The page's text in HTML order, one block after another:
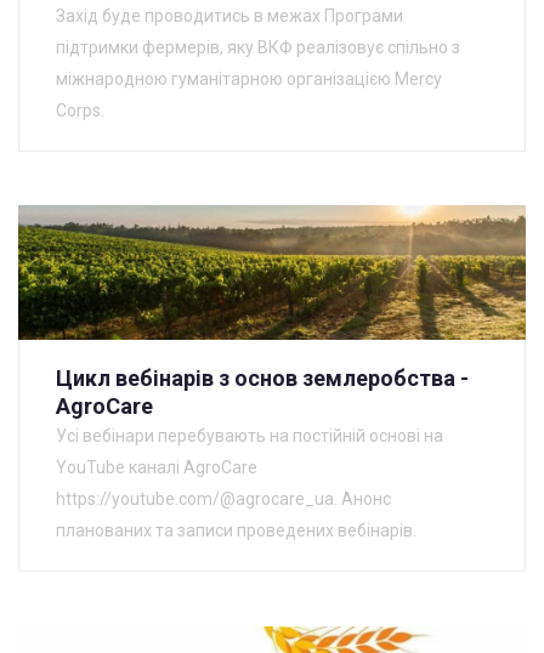
Захід буде проводитись в межах Програми
підтримки фермерів, яку ВКФ реалізовує спільно з
міжнародною гуманітарною організацією Mercy
Corps.
Цикл вебінарів з основ землеробства -
AgroCare
Усі вебінари перебувають на постійній основі на
YouTube каналі AgroCare
https://youtube.com/@agrocare_ua. Анонс
планованих та записи проведених вебінарів.